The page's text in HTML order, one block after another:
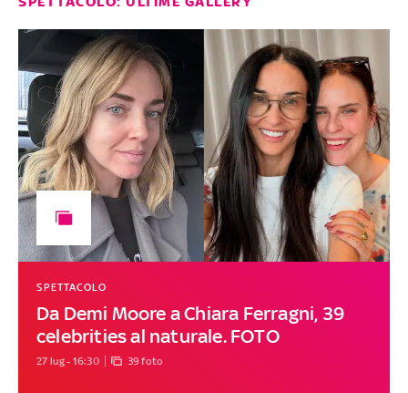
Da Demi Moore a Chiara Ferragni, 39
celebrities al naturale. FOTO
SPETTACOLO
27 lug - 16:30 39 foto